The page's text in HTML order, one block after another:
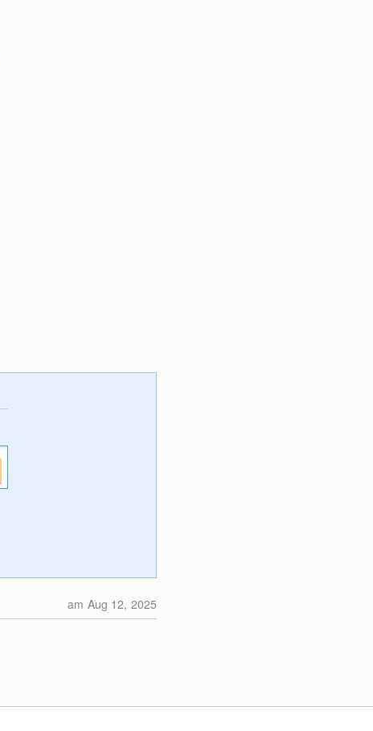
am Aug 12, 2025